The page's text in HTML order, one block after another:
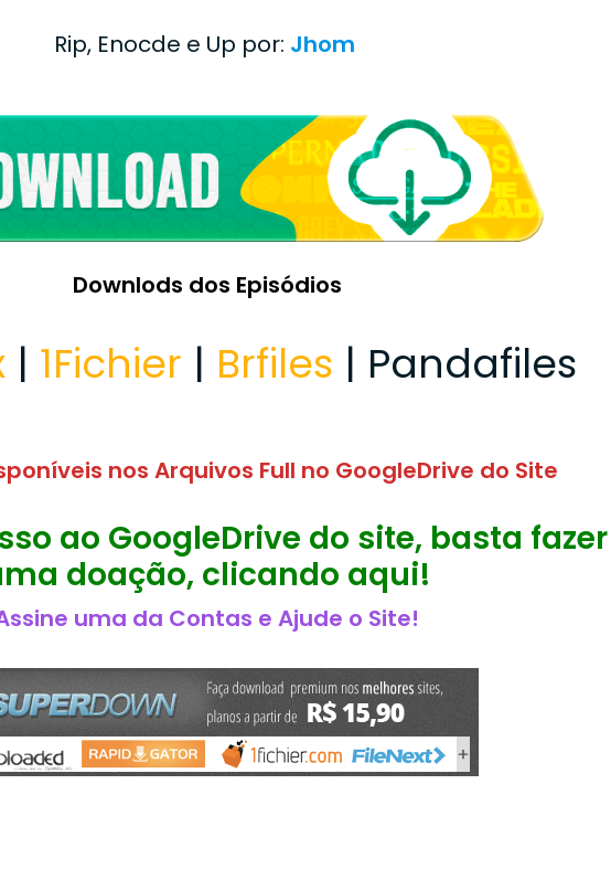
Rip, Enocde e Up por: Jhom
Downlods dos Episódios
| 1Fichier | Brfiles | Pandafiles
nos Arquivos Full no GoogleDrive do Site
ao GoogleDrive do site, basta fazer
doação, clicando aqui!
uma da Contas e Ajude o Site!